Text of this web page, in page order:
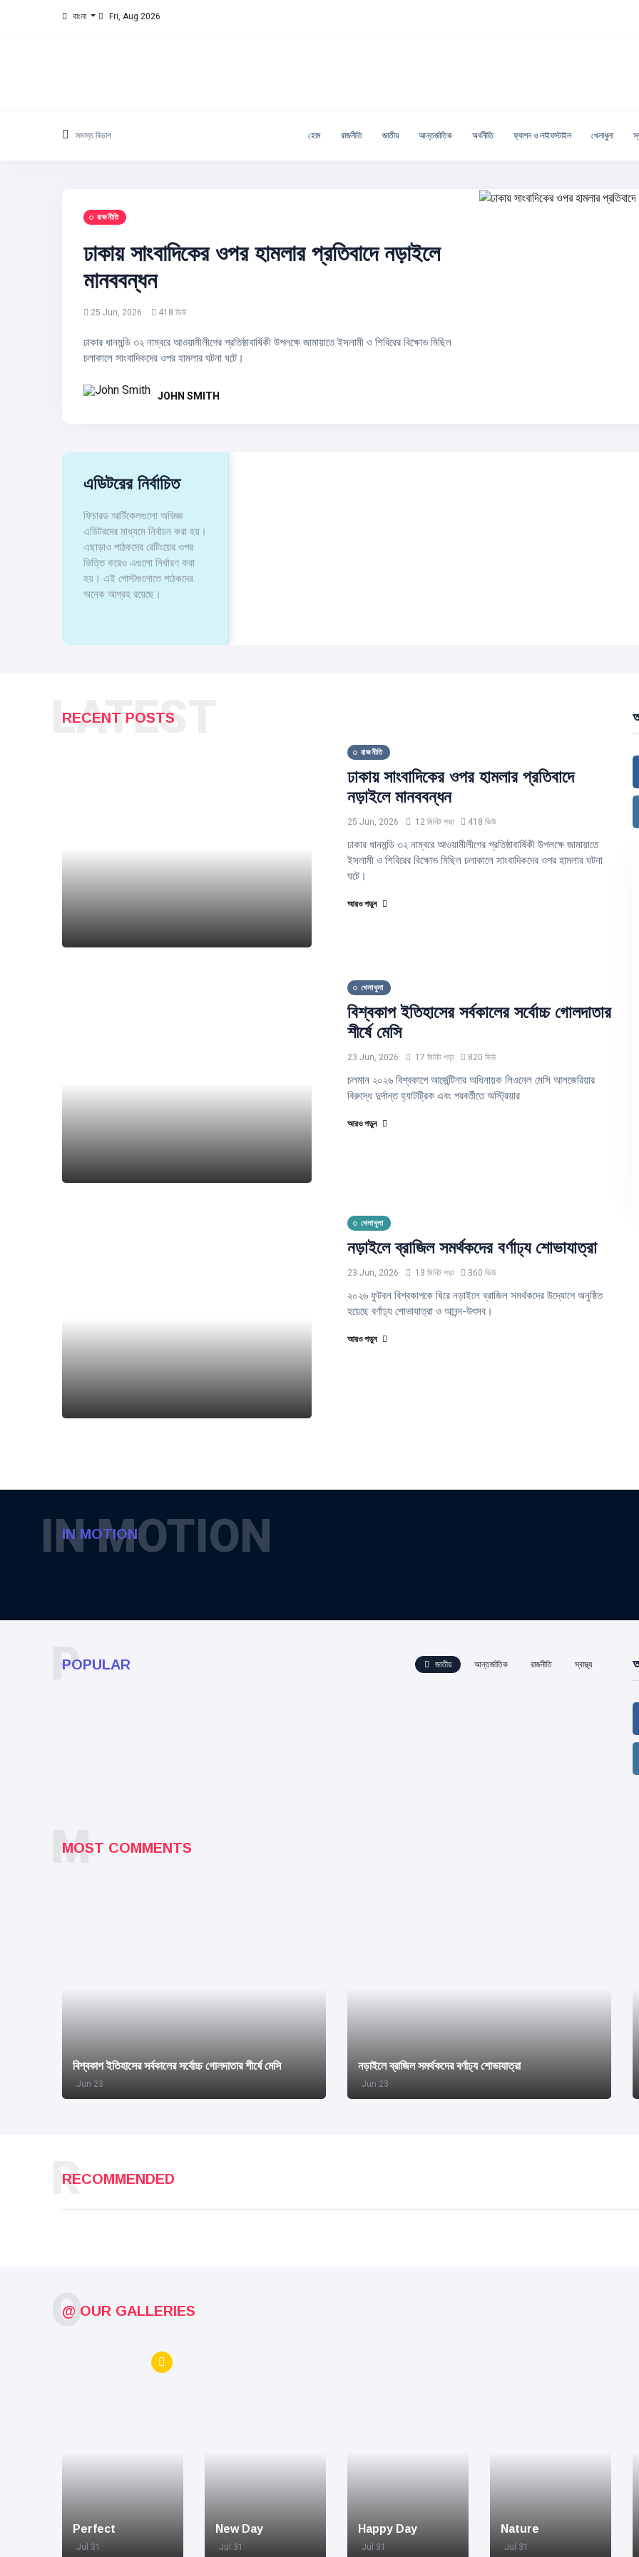
বাংলা Fri, Aug 2026
সমস্ত বিভাগ হোম রাজনীতি জাতীয় আন্তর্জাতিক অর্থনীতি ফ্যাশন ও লাইফস্টাইল খেলাধুলা
রাজনীতি
ঢাকায় সাংবাদিকের ওপর হামলার প্রতিবাদে নড়াইলে
মানববন্ধন
25 Jun, 2026 418 ভিউ
ঢাকার ধানমন্ডি ৩২ নাম্বরে আওয়ামীলীগের প্রতিষ্ঠাবার্ষিকী উপলক্ষে জামায়াতে ইসলামী ও শিবিরের বিক্ষোভ মিছিল
চলাকালে সাংবাদিকদের ওপর হামলার ঘটনা ঘটে।
JOHN SMITH
এডিটরের নির্বাচিত
ফিচারড আর্টিকেলগুলো অভিজ্ঞ
এডিটরদের মাধ্যমে নির্বাচন করা হয়।
এছাড়াও পাঠকদের রেটিংয়ের ওপর
ভিত্তি করেও এগুলো নির্ধারণ করা
হয়। এই পোস্টগুলোতে পাঠকদের
অনেক আগ্রহ রয়েছে।
RECENT POSTS
LATEST
রাজনীতি
ঢাকায় সাংবাদিকের ওপর হামলার প্রতিবাদে
নড়াইলে মানববন্ধন
25 Jun, 2026 12 মিনিট পড়া 418 ভিউ
ঢাকার ধানমন্ডি ৩২ নাম্বরে আওয়ামীলীগের প্রতিষ্ঠাবার্ষিকী উপলক্ষে জামায়াতে
ইসলামী ও শিবিরের বিক্ষোভ মিছিল চলাকালে সাংবাদিকদের ওপর হামলার ঘটনা
ঘটে।
আরও পড়ুন
খেলাধুলা
বিশ্বকাপ ইতিহাসের সর্বকালের সর্বোচ্চ গোলদাতার
শীর্ষে মেসি
23 Jun, 2026 17 মিনিট পড়া 820 ভিউ
চলমান ২০২৬ বিশ্বকাপে আর্জেন্টিনার অধিনায়ক লিওনেল মেসি আলজেরিয়ার
বিরুদ্ধে দুর্দান্ত হ্যাটট্রিক এবং পরবর্তীতে অস্ট্রিয়ার
আরও পড়ুন
খেলাধুলা
নড়াইলে ব্রাজিল সমর্থকদের বর্ণাঢ্য শোভাযাত্রা
23 Jun, 2026 13 মিনিট পড়া 360 ভিউ
২০২৬ ফুটবল বিশ্বকাপকে ঘিরে নড়াইলে ব্রাজিল সমর্থকদের উদ্যোগে অনুষ্ঠিত
হয়েছে বর্ণাঢ্য শোভাযাত্রা ও আনন্দ-উৎসব।
আরও পড়ুন
IN MOTION
IN MOTION
POPULAR
P জাতীয় আন্তর্জাতিক রাজনীতি স্বাস্থ্য
MOST COMMENTS
M
বিশ্বকাপ ইতিহাসের সর্বকালের সর্বোচ্চ গোলদাতার শীর্ষে মেসি
Jun 23
নড়াইলে ব্রাজিল সমর্থকদের বর্ণাঢ্য শোভাযাত্রা
Jun 23
RECOMMENDED
R
@ OUR GALLERIES
O
Perfect
Jul 31
New Day
Jul 31
Happy Day
Jul 31
Nature
Jul 31